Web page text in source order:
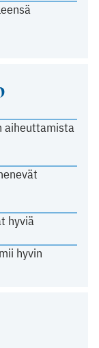
aiheuttamista
hyviä
hyvin